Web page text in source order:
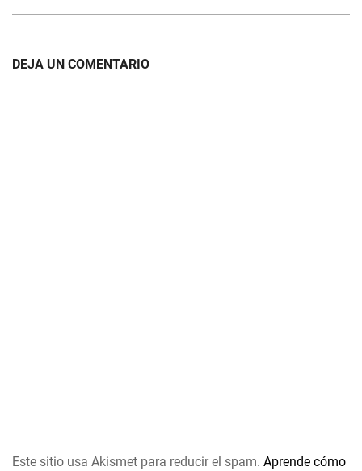
DEJA UN COMENTARIO
Este sitio usa Akismet para reducir el spam. Aprende cómo